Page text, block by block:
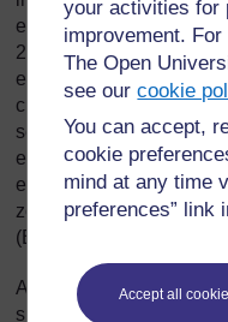
your activities for
improvement.
The Open
see ourcookie
You can accept,
cookie
mind at any time
preferences” link
Accept all
escuela, así como
2009; UNESCO, 2014a:
en formación
curso para poder ser
se flexibilizó en zonas
educación secundaria
en la oferta de docentes
zonas remotas y
(Benveniste
Algunos países de renta
sistemas similares en